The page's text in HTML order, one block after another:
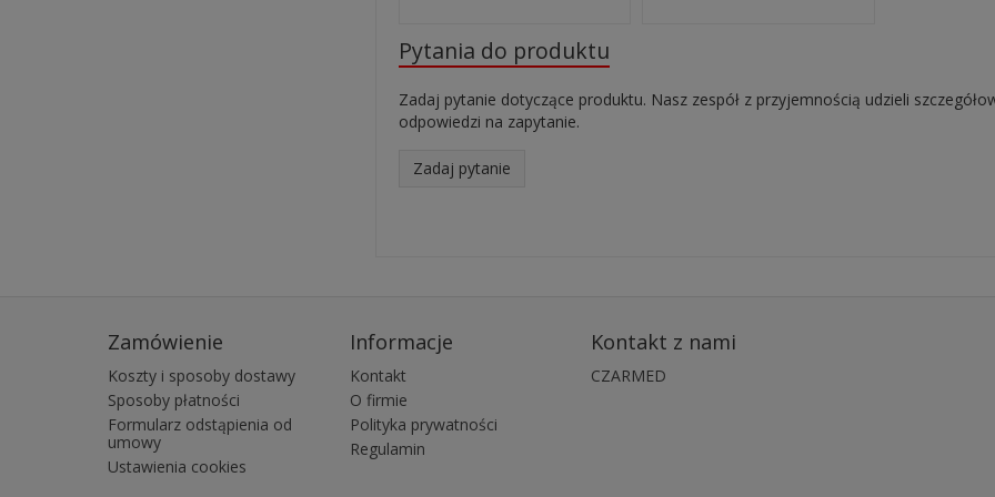
Pytania do produktu
Zadaj pytanie dotyczące produktu. Nasz zespół z przyjemnością udzieli
odpowiedzi na zapytanie.
Zadaj pytanie
Zamówienie
Koszty i sposoby dostawy
Sposoby płatności
Formularz odstąpienia od
umowy
Ustawienia cookies
Informacje
Kontakt
O firmie
Polityka prywatności
Regulamin
Kontakt z nami
CZARMED